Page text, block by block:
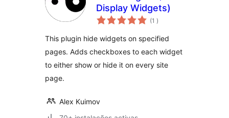
Display Widgets)
(1 classificações
)
This plugin hide widgets on specified
pages. Adds checkboxes to each widget
to either show or hide it on every site
page.
Alex Kuimov